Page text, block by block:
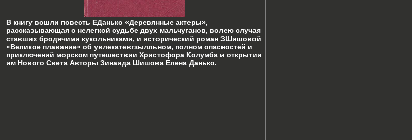
В книгу вошли повесть ЕДанько «Деревянные актеры»,
рассказывающая о нелегкой судьбе двух мальчуганов, волею случая
ставших бродячими кукольниками, и исторический роман ЗШишовой
«Великое плавание» об увлекатевгзылльном, полном опасностей и
приключений морском путешествии Христофора Колумба и открытии
им Нового Света Авторы Зинаида Шишова Елена Данько.